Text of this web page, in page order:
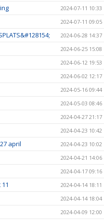
2024-07-11 10:33
2024-07-11 09:05
2024-06-28 14:37
2024-06-25 15:08
2024-06-12 19:53
2024-06-02 12:17
2024-05-16 09:44
2024-05-03 08:46
2024-04-27 21:17
2024-04-23 10:42
april 2024-04-23 10:02
2024-04-21 14:06
2024-04-17 09:16
2024-04-14 18:11
2024-04-14 18:04
2024-04-09 12:00